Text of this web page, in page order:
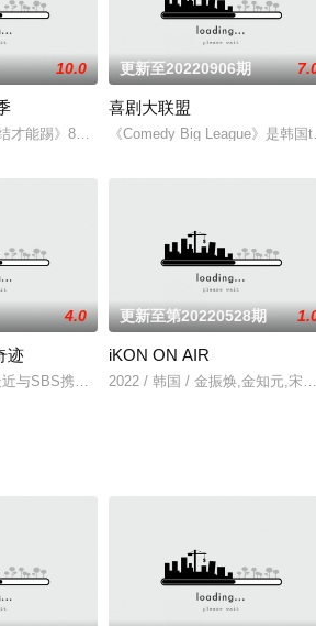
10.0
才能踢》8月1日推出第2季。《团结才能踢》
更新至20220906期
喜剧大联盟
《Comedy Big League》是韩
4.0
迹
与SBS携手，以今年下半年播出为目标，着手
更新至第20220528期
iKON ON AIR
2022 / 韩国 / 金振焕,金知元,宋